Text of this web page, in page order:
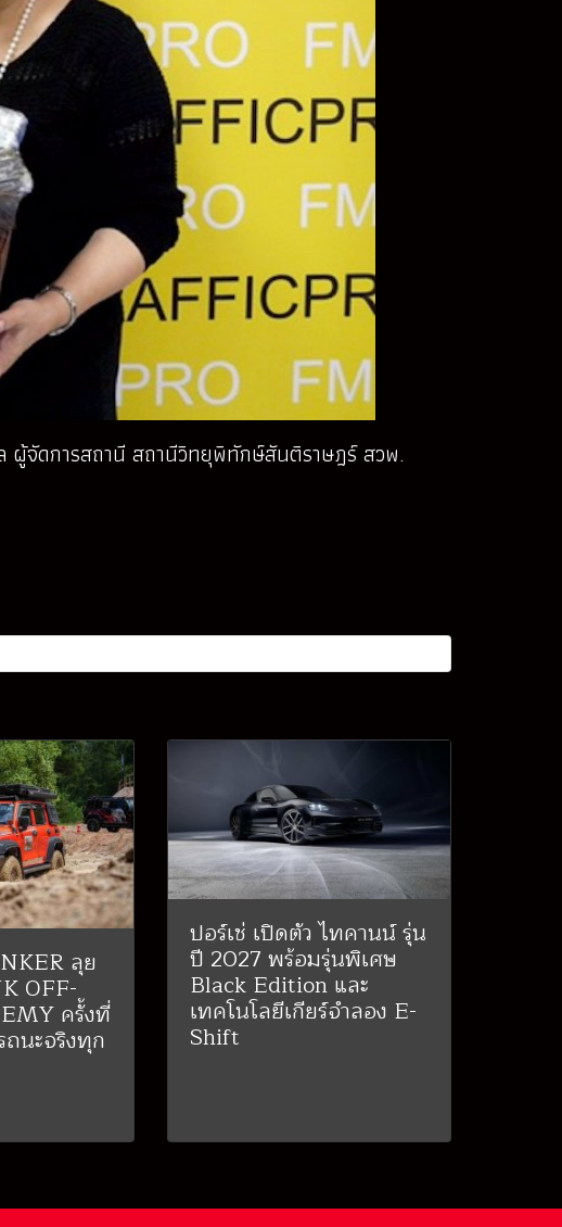
ผู้จัดการสถานี สถานีวิทยุพิทักษ์สันติราษฎร์ สวพ.
ลุย
OFF-
ครั้งที่
นะจริงทุก
ปอร์เช่ เปิดตัว ไทคานน์ รุ่น
ปี 2027 พร้อมรุ่นพิเศษ
Black Edition และ
เทคโนโลยีเกียร์จำลอง E-
Shift